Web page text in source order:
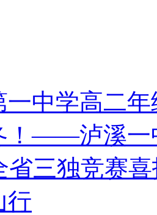
一中学高二
！——泸溪
省三独竞赛
行